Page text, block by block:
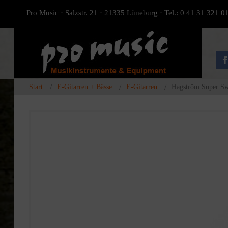
Pro Music · Salzstr. 21 · 21335 Lüneburg · Tel.: 0 41 31 321
Start E-Gitarren + Bässe E-Gitarren Hagström Super